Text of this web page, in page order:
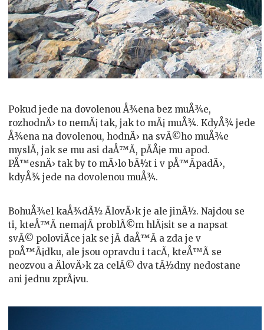
Pokud jede na dovolenou Å¾ena bez muÅ¾e,
rozhodnÄ› to nemÃ¡ tak, jak to mÃ¡ muÅ¾. KdyÅ¾ jede
Å¾ena na dovolenou, hodnÄ› na svÃ©ho muÅ¾e
myslÃ­, jak se mu asi daÅ™Ã­, pÃ­Å¡e mu apod.
PÅ™esnÄ› tak by to mÄ›lo bÃ½t i v pÅ™Ã­padÄ›,
kdyÅ¾ jede na dovolenou muÅ¾.
BohuÅ¾el kaÅ¾dÃ½ ÄlovÄ›k je ale jinÃ½. Najdou se
ti, kteÅ™Ã­ nemajÃ­ problÃ©m hlÃ¡sit se a napsat
svÃ© poloviÄce jak se jÃ­ daÅ™Ã­ a zda je v
poÅ™Ã¡dku, ale jsou opravdu i tacÃ­, kteÅ™Ã­ se
neozvou a ÄlovÄ›k za celÃ© dva tÃ½dny nedostane
ani jednu zprÃ¡vu.